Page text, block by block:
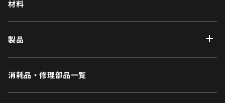
材料
製品
消耗品・修理部品一覧